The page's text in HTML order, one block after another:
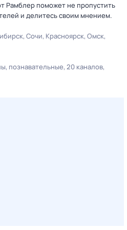
Рамблер поможет не пропустить
и делитесь своим мнением.
Сочи Красноярск Омск
познавательные 20 каналов